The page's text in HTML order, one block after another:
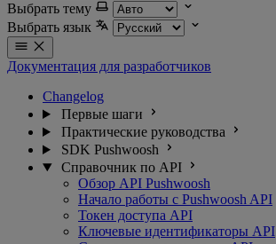
Выбрать тему
Выбрать язык
Документация для разработчиков
Changelog
Первые шаги
Практические руководства
SDK Pushwoosh
Справочник по API
Обзор API Pushwoosh
Начало работы с Pushwoosh API
Токен доступа API
Ключевые идентификаторы API